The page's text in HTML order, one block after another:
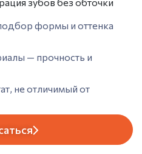
формы и оттенка
— прочность и
не отличимый от